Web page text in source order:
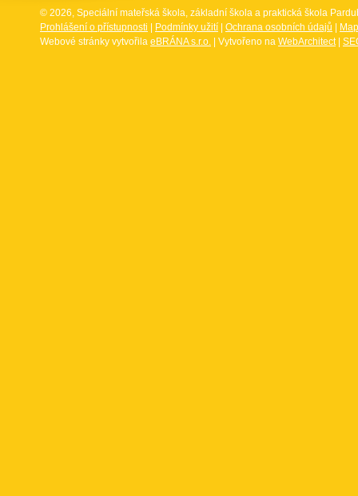
© 2026, Speciální mateřská škola, základní škola a praktická škola
Prohlášení o přístupnosti
Podmínky užití Ochrana osobních údajů
Webové stránky vytvořila eBRÁNA s.r.o. | Vytvořeno na WebArchitect|